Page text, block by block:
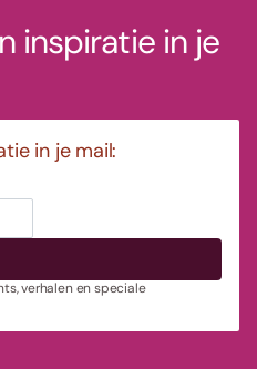
inspiratie in je
in je mail:
verhalen en speciale